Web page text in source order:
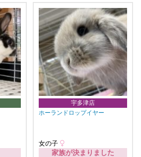
宇多津店
ホーランドロップイヤー
女の子
家族が決まりました